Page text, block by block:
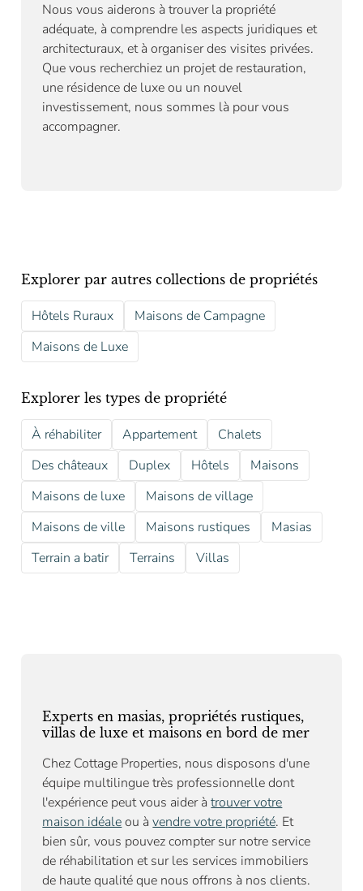
Nous vous aiderons à trouver la propriété
adéquate, à comprendre les aspects juridiques et
architecturaux, et à organiser des visites privées.
Que vous recherchiez un projet de restauration,
une résidence de luxe ou un nouvel
investissement, nous sommes là pour vous
accompagner.
Explorer par autres collections de propriétés
Hôtels Ruraux
Maisons de Campagne
Maisons de Luxe
Explorer les types de propriété
À réhabiliter Appartement
Chalets
Des châteaux
Duplex Hôtels
Maisons
Maisons de luxe
Maisons de village
Maisons de ville
Maisons rustiques
Masias
Terrain a batir
Terrains Villas
Experts en masias, propriétés rustiques,
villas de luxe et maisons en bord de mer
Chez Cottage Properties, nous disposons d'une
équipe multilingue très professionnelle dont
l'expérience peut vous aider àtrouver votre
maison idéaleou àvendre votre propriété. Et
bien sûr, vous pouvez compter sur notre service
de réhabilitation et sur les services immobiliers
de haute qualité que nous offrons à nos clients.